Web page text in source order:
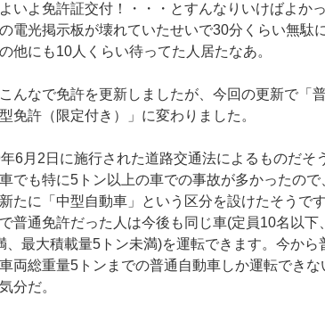
いよ免許証交付！・・・とすんなりいけばよか
電光掲示板が壊れていたせいで30分くらい無駄
他にも10人くらい待ってた人居たなあ。
んなで免許を更新しましたが、今回の更新で「
免許（限定付き）」に変わりました。
6月2日に施行された道路交通法によるものだそ
でも特に5トン以上の車での事故が多かったので
たに「中型自動車」という区分を設けたそうで
普通免許だった人は今後も同じ車(定員10名以下
、最大積載量5トン未満)を運転できます。今から
両総重量5トンまでの普通自動車しか運転できな
分だ。